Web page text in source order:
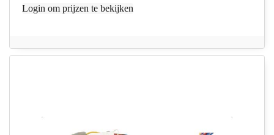
Login om prijzen te bekijken